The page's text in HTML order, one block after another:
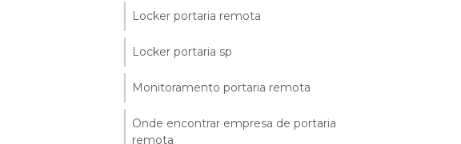
Locker portaria remota
Locker portaria sp
Monitoramento portaria remota
Onde encontrar empresa de portaria
remota